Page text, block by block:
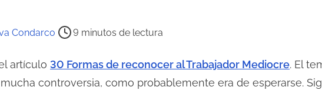
Condarco 9 minutos de lectura
artículo 30 Formas de reconocer al Trabajador Mediocre. El
controversia, como probablemente era de esperarse.